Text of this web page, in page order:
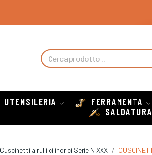
UTENSILERIA FERRAMENTA
SALDATURA
Cuscinetti a rulli cilindrici Serie N XXX